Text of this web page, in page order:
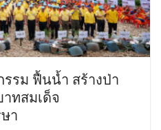
รรม ฟื้นน้ำ สร้างป่า
ทสมเด็จ
า